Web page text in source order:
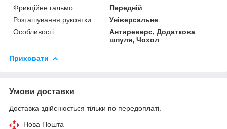
Фрикційне гальмо
Передній
Розташування рукоятки
Універсальне
Особливості
Антиреверс, Додаткова
шпуля, Чохол
Приховати
Умови доставки
Доставка здійснюється тільки по передоплаті.
Нова Пошта